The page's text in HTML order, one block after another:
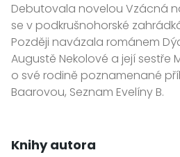
Debutovala novelou Vzácná
se v podkrušnohorské
Později navázala románem
Augustě Nekolové a její sestře
o své rodině poznamenané
Baarovou, Seznam Evelíny B.
Knihy autora